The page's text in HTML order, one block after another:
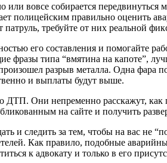
вовсе собирается
полицейским правильно оценить
требуйте от них реальной
его составления и помогайте
фразы типа “вмятина на капоте”,
разрыв металла. Одна
и выплаты будут выше.
ДТП. Они непременно расскажут,
на сайте и получить
и следить за тем, чтобы на вас не
Как правило, подобные
к адвокату и только в его